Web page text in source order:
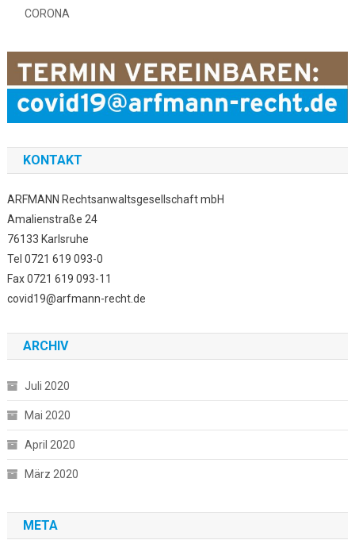
CORONA
KONTAKT
ARFMANN Rechtsanwaltsgesellschaft mbH
Amalienstraße 24
76133 Karlsruhe
Tel 0721 619 093-0
Fax 0721 619 093-11
covid19@arfmann-recht.de
ARCHIV
Juli 2020
Mai 2020
April 2020
März 2020
META